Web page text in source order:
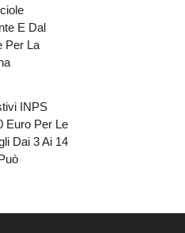
E Dal
Per La
INPS
Euro Per Le
Dai 3 Ai 14